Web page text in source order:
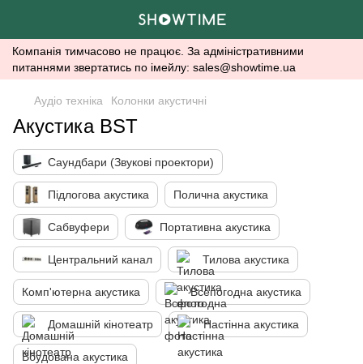
Компанія тимчасово не працює. За адміністративними
питаннями звертатись по імейлу: sales@showtime.ua
Аудіо техніка Колонки акустичні
Акустика BST
Саундбари (Звукові проектори)
Підлогова акустика Полична акустика
Сабвуфери Портативна акустика
Центральний канал Тилова акустика
Комп'ютерна акустика Всепогодна акустика
Домашній кінотеатр Настінна акустика
Вбудована акустика